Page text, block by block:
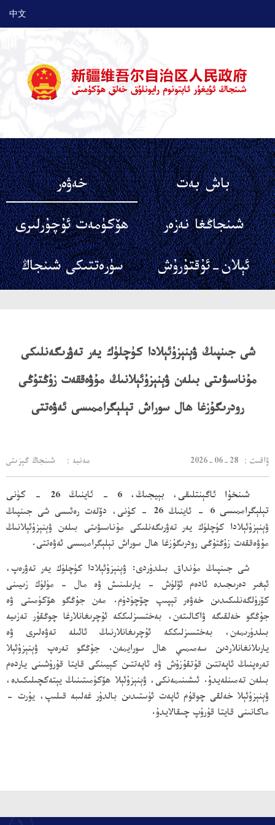
中文
باش بەت
خەۋەر
شىنجاڭغا نەزەر
ھۆكۈمەت ئۇچۇرلىرى
ئېلان-ئۇقتۇرۇش
سۈرەتتىكى شىنجاڭ
شى جىنپىڭ ۋېنېزۇئېلادا كۈچلۈك يەر تەۋرىگەنلىكى
مۇناسىۋىتى بىلەن ۋېنېزۇئېلانىڭ مۇۋەققەت زۇڭتۇڭى
رودرىگۇزغا ھال سوراش تېلېگراممىسى ئەۋەتتى
2026-06-28 ：ۋاقىت مەنبە： شىنجاڭ گېزىتى
شىنخۇا ئاگېنتلىقى، بېيجىڭ، 6 - ئاينىڭ 26 - كۈنى
تېلېگراممىسى
6 - ئاينىڭ 26 - كۈنى، دۆلەت رەئىسى شى جىنپىڭ
ۋېنېزۇئېلادا كۈچلۈك يەر تەۋرىگەنلىكى مۇناسىۋىتى بىلەن ۋېنېزۇئېلانىڭ
مۇۋەققەت زۇڭتۇڭى رودرىگۇزغا ھال سوراش تېلېگراممىسى ئەۋەتتى.
شى جىنپىڭ مۇنداق بىلدۈردى: ۋېنېزۇئېلادا كۈچلۈك يەر تەۋرەپ،
ئېغىر دەرىجىدە ئادەم ئۆلۈش - يارىلىنىش ۋە مال - مۈلۈك زىيىنى
كۆرۈلگەنلىكىدىن خەۋەر تېپىپ چۆچۈدۈم. مەن جۇڭگو ھۆكۈمىتى ۋە
جۇڭگو خەلقىگە ۋاكالىتەن، بەختسىزلىككە ئۇچرىغانلارغا چوڭقۇر تەزىيە
بىلدۈرىمەن، بەختسىزلىككە ئۇچرىغانلارنىڭ ئائىلە تەۋەلىرى ۋە
يارىلانغانلاردىن سەمىمىي ھال سورايمەن. جۇڭگو تەرەپ ۋېنېزۇئېلا
تەرەپنىڭ ئاپەتتىن قۇتقۇزۇش ۋە ئاپەتتىن كېيىنكى قايتا قۇرۇشىنى ياردەم
بىلەن تەمىنلەيدۇ. ئىشىنىمەنكى، ۋېنېزۇئېلا ھۆكۈمىتىنىڭ يېتەكچىلىكىدە،
ۋېنېزۇئېلا خەلقى چوقۇم ئاپەت ئۈستىدىن بالدۇر غەلىبە قىلىپ، يۇرت -
ماكانىنى قايتا قۇرۇپ چىقالايدۇ.